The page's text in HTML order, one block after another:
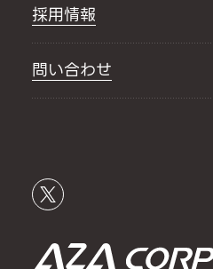
採用情報
問い合わせ